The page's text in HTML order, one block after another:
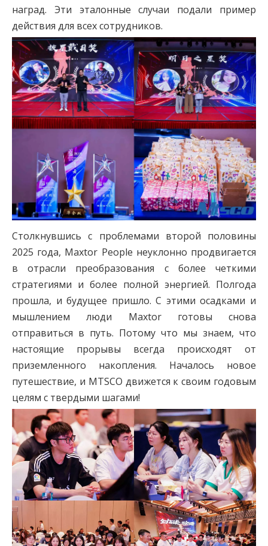
наград. Эти эталонные случаи подали пример
действия для всех сотрудников.
Столкнувшись с проблемами второй половины
2025 года, Maxtor People неуклонно продвигается
в отрасли преобразования с более четкими
стратегиями и более полной энергией. Полгода
прошла, и будущее пришло. С этими осадками и
мышлением люди Maxtor готовы снова
отправиться в путь. Потому что мы знаем, что
настоящие прорывы всегда происходят от
приземленного накопления. Началось новое
путешествие, и MTSCO движется к своим годовым
целям с твердыми шагами!